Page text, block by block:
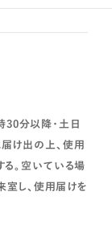
30分以降・土日
け出の上、使用
。空いている場
室し、使用届けを